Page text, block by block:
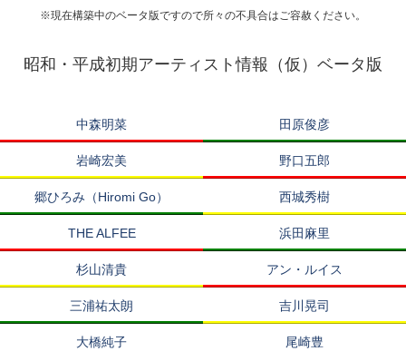
※現在構築中のベータ版ですので所々の不具合はご容赦ください。
昭和・平成初期アーティスト情報（仮）ベータ版
中森明菜 田原俊彦
岩崎宏美 野口五郎
郷ひろみ（Hiromi Go） 西城秀樹
THE ALFEE 浜田麻里
杉山清貴 アン・ルイス
三浦祐太朗 吉川晃司
大橋純子 尾崎豊